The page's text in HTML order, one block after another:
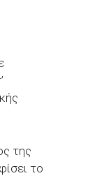
της
το